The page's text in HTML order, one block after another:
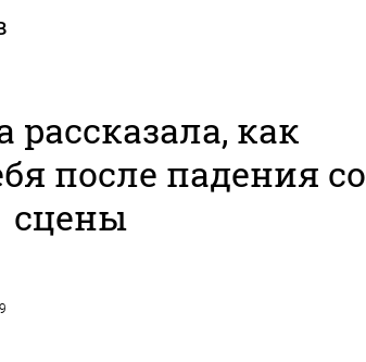
рассказала, как
после падения со
сцены